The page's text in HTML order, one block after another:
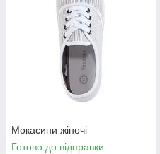
Мокасини жіночі
Готово до відправки